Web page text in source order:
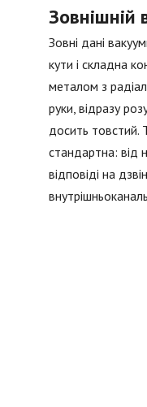
Зовнішній
Зовні дані
кути і складна
металом з
руки, відразу
досить товстий.
стандартна: від
відповіді на